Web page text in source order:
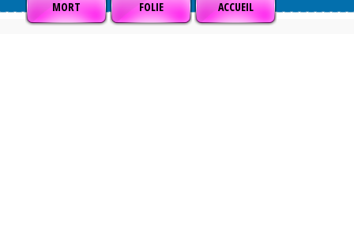
MORT FOLIE ACCUEIL